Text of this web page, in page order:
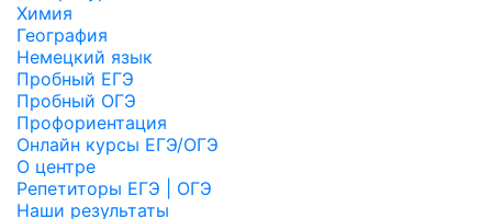
Химия
География
Немецкий язык
Пробный ЕГЭ
Пробный ОГЭ
Профориентация
Онлайн курсы ЕГЭ/ОГЭ
О центре
Репетиторы ЕГЭ | ОГЭ
Наши результаты